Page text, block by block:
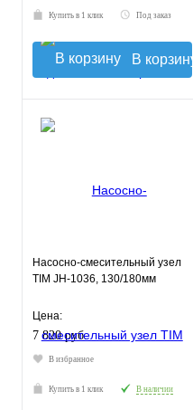
Купить в 1 клик Под заказ
В корзину
Насосно-смесительный узел
TIM JH-1036, 130/180мм
Цена:
7 820 руб.
В избранное
Купить в 1 клик В наличии